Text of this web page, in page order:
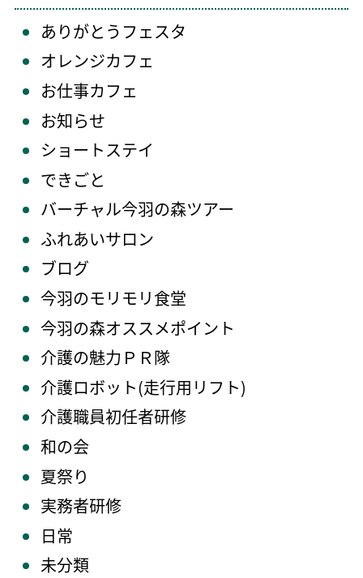
ありがとうフェスタ
オレンジカフェ
お仕事カフェ
お知らせ
ショートステイ
できごと
バーチャル今羽の森ツアー
ふれあいサロン
ブログ
今羽のモリモリ食堂
今羽の森オススメポイント
介護の魅力ＰＲ隊
介護ロボット(走行用リフト)
介護職員初任者研修
和の会
夏祭り
実務者研修
日常
未分類